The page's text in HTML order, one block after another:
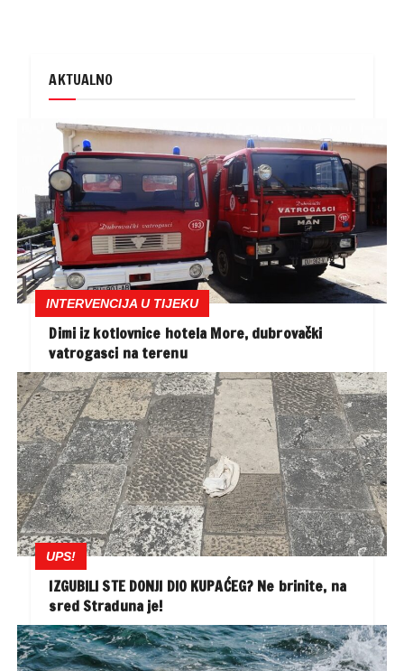
AKTUALNO
INTERVENCIJA U TIJEKU
Dimi iz kotlovnice hotela More, dubrovački
vatrogasci na terenu
UPS!
IZGUBILI STE DONJI DIO KUPAĆEG? Ne brinite, na
sred Straduna je!